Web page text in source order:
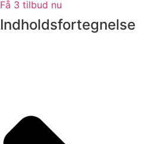
Få 3 tilbud nu
Indholdsfortegnelse